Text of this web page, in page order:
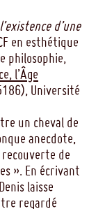
d’une
en esthétique
philosophie,
l’Âge
Université
un cheval de
anecdote,
de
». En écrivant
laisse
regardé